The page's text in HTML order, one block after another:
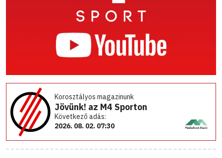
Korosztályos magazinunk
Jövünk! az M4 Sporton
Következő adás:
2026. 08. 02. 07:30